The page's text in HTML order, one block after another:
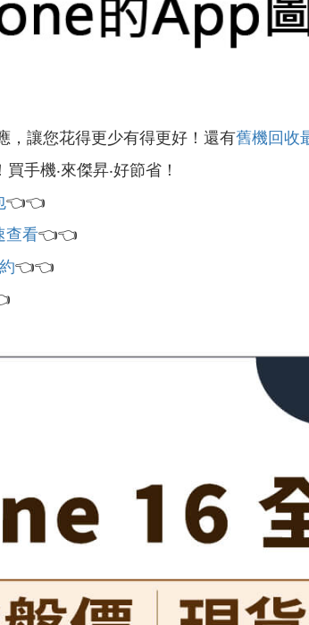
，讓您花得更少有得更好！還有舊機回收
手機‧來傑昇‧好節省！
👈👈
查看👈👈
👈👈